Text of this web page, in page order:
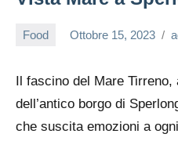
Food Ottobre 15, 2023
Il fascino del Mare
dell’antico borgo di
che suscita emozioni a